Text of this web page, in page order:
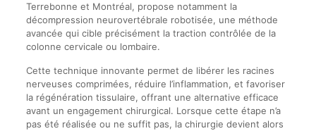
Terrebonne et Montréal, propose notamment la
décompression neurovertébrale robotisée, une méthode
avancée qui cible précisément la traction contrôlée de la
colonne cervicale ou lombaire.
Cette technique innovante permet de libérer les racines
nerveuses comprimées, réduire l’inflammation, et favoriser
la régénération tissulaire, offrant une alternative efficace
avant un engagement chirurgical. Lorsque cette étape n’a
pas été réalisée ou ne suffit pas, la chirurgie devient alors